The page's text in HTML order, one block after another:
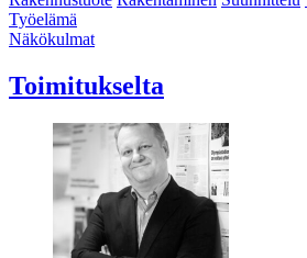
Työelämä
Näkökulmat
Toimitukselta